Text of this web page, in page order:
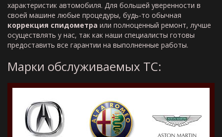
характеристик автомобиля. Для большей уверенности в
своей машине любые процедуры, будь-то обычная
коррекция спидометра или полноценный ремонт, лучше
осуществлять у нас, так как наши специалисты готовы
предоставить все гарантии на выполненные работы.
Марки обслуживаемых ТС: